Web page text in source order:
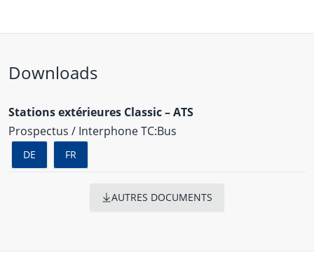
Downloads
Stations extérieures Classic – ATS
Prospectus / Interphone TC:Bus
DE FR
AUTRES DOCUMENTS